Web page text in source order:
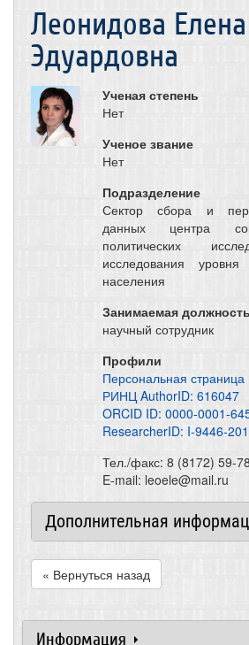
Леонидова Елена
Эдуардовна
Ученая степень
Нет
Ученое звание
Нет
Подразделение
Сектор сбора и
данных центра
политических
исследования
населения
Занимаемая должность
научный сотрудник
Профили
Персональная страница
РИНЦ AuthorID: 616047
ORCID ID: 0000-0001-
ResearcherID: I-9446-
Тел./факс: 8 (8172) 59-
E-mail: leoele@mail.ru
Дополнительная
« Вернуться назад
Информация